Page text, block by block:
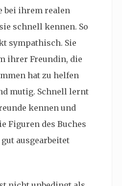
bei ihrem realen
schnell kennen. So
sympathisch. Sie
ihrer Freundin, die
hat zu helfen
mutig. Schnell lernt
kennen und
Figuren des Buches
ausgearbeitet